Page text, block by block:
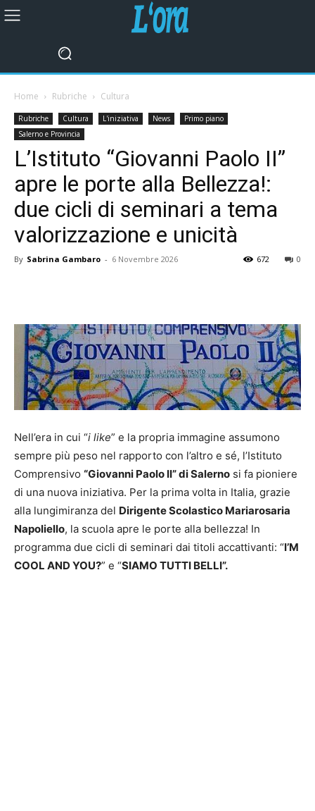
Home Rubriche Cultura
Rubriche Cultura L'iniziativa News
Primo piano
Salerno e Provincia
L’Istituto “Giovanni Paolo II”
apre le porte alla Bellezza!:
due cicli di seminari a tema
valorizzazione e unicità
By Sabrina Gambaro - 6 Novembre 2026 0
672
Nell’era in cui “i like” e la propria immagine assumono
sempre più peso nel rapporto con l’altro e sé, l’Istituto
Comprensivo “Giovanni Paolo II” di Salerno si fa pioniere
di una nuova iniziativa. Per la prima volta in Italia, grazie
alla lungimiranza del Dirigente Scolastico Mariarosaria
Napoliello, la scuola apre le porte alla bellezza! In
programma due cicli di seminari dai titoli accattivanti: “I’M
COOL AND YOU?” e “SIAMO TUTTI BELLI”.